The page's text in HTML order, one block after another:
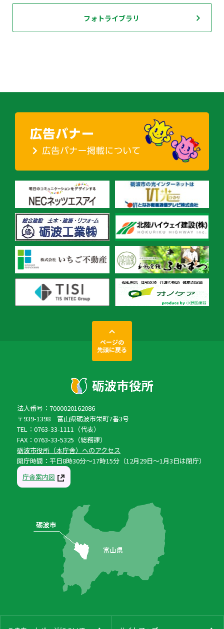
フォトライブラリ
ページの
先頭に戻る
法人番号：7000020162086
〒939-1398 富山県砺波市栄町7番3号
TEL：0763-33-1111（代表）
FAX：0763-33-5325（総務課）
砺波市役所（本庁舎）へのアクセス
開庁時間：平日8時30分〜17時15分（12月29日〜1月3日は閉庁）
庁舎案内図